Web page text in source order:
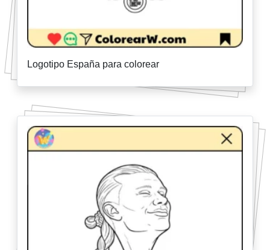
Logotipo España para colorear